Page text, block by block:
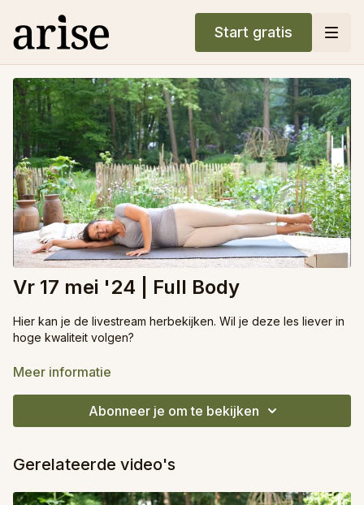
Start gratis
Vr 17 mei '24 | Full Body
Hier kan je de livestream herbekijken. Wil je deze les liever in
hoge kwaliteit volgen?
Je vindt ze in de reeks '
Meer informatie
Abonneer je om te bekijken
Gerelateerde video's